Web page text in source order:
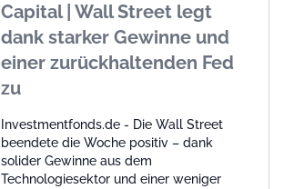
Capital | Wall Street legt
dank starker Gewinne und
einer zurückhaltenden Fed
zu
Investmentfonds.de - Die Wall Street
beendete die Woche positiv – dank
solider Gewinne aus dem
Technologiesektor und einer weniger